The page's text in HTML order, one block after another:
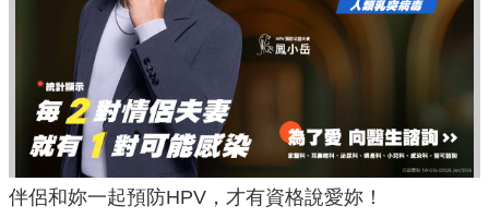
伴侶和妳一起預防HPV，才有資格說愛妳！